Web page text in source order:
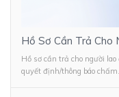
Hồ Sơ Cần Trả Cho
Hồ sơ cần trả cho người
quyết định/thông báo